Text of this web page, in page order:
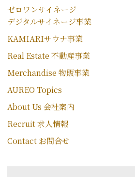
ゼロワンサイネージ
デジタルサイネージ事業
KAMIARIサウナ事業
Real Estate 不動産事業
Merchandise 物販事業
AUREO Topics
About Us 会社案内
Recruit 求人情報
Contact お問合せ